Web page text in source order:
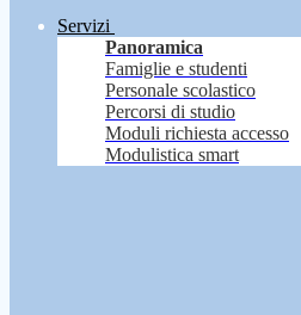
Servizi
Panoramica
Famiglie e studenti
Personale scolastico
Percorsi di studio
Moduli richiesta accesso
Modulistica smart